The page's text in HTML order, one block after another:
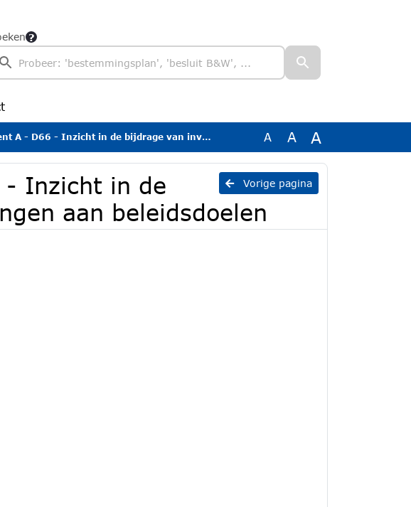
- Inzicht in de bijdrage van investeringen aan beleidsdoelen A A A
Vorige pagina
- Inzicht in de
aan beleidsdoelen